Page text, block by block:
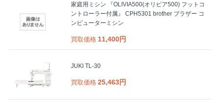
家庭用ミシン 『OLIVIA500(オリビア500) フットコ
ントローラー付属』 CPH5301 brother ブラザー コ
ンピューターミシン
買取価格 11,400円
JUKI TL-30
買取価格 25,463円